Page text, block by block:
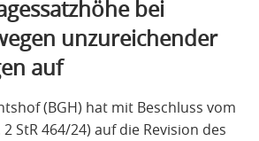
bei
unzureichender
auf
(BGH) hat mit Beschluss vom
StR 464/24) auf die Revision des